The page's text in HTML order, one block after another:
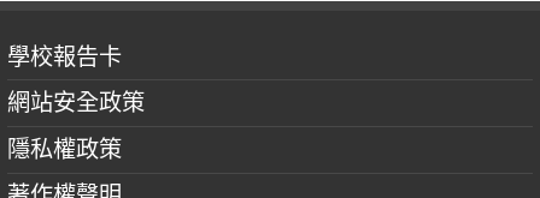
學校報告卡
網站安全政策
隱私權政策